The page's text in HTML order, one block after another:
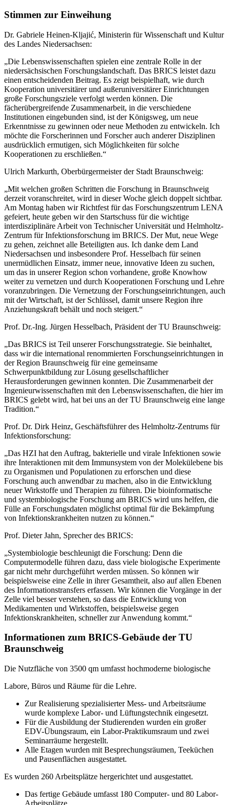
Stimmen zur Einweihung
Dr. Gabriele Heinen-Kljajić, Ministerin für Wissenschaft und Kultur
des Landes Niedersachsen:
„Die Lebenswissenschaften spielen eine zentrale Rolle in der
niedersächsischen Forschungslandschaft. Das BRICS leistet dazu
einen entscheidenden Beitrag. Es zeigt beispielhaft, wie durch
Kooperation universitärer und außeruniversitärer Einrichtungen
große Forschungsziele verfolgt werden können. Die
fächerübergreifende Zusammenarbeit, in die verschiedene
Institutionen eingebunden sind, ist der Königsweg, um neue
Erkenntnisse zu gewinnen oder neue Methoden zu entwickeln. Ich
möchte die Forscherinnen und Forscher auch anderer Disziplinen
ausdrücklich ermutigen, sich Möglichkeiten für solche
Kooperationen zu erschließen.“
Ulrich Markurth, Oberbürgermeister der Stadt Braunschweig:
„Mit welchen großen Schritten die Forschung in Braunschweig
derzeit voranschreitet, wird in dieser Woche gleich doppelt sichtbar.
Am Montag haben wir Richtfest für das Forschungszentrum LENA
gefeiert, heute geben wir den Startschuss für die wichtige
interdisziplinäre Arbeit von Technischer Universität und Helmholtz-
Zentrum für Infektionsforschung im BRICS. Der Mut, neue Wege
zu gehen, zeichnet alle Beteiligten aus. Ich danke dem Land
Niedersachsen und insbesondere Prof. Hesselbach für seinen
unermüdlichen Einsatz, immer neue, innovative Ideen zu suchen,
um das in unserer Region schon vorhandene, große Knowhow
weiter zu vernetzen und durch Kooperationen Forschung und Lehre
voranzubringen. Die Vernetzung der Forschungseinrichtungen, auch
mit der Wirtschaft, ist der Schlüssel, damit unsere Region ihre
Anziehungskraft behält und noch steigert.“
Prof. Dr.-Ing. Jürgen Hesselbach, Präsident der TU Braunschweig:
„Das BRICS ist Teil unserer Forschungsstrategie. Sie beinhaltet,
dass wir die international renommierten Forschungseinrichtungen in
der Region Braunschweig für eine gemeinsame
Schwerpunktbildung zur Lösung gesellschaftlicher
Herausforderungen gewinnen konnten. Die Zusammenarbeit der
Ingenieurwissenschaften mit den Lebenswissenschaften, die hier im
BRICS gelebt wird, hat bei uns an der TU Braunschweig eine lange
Tradition.“
Prof. Dr. Dirk Heinz, Geschäftsführer des Helmholtz-Zentrums für
Infektionsforschung:
„Das HZI hat den Auftrag, bakterielle und virale Infektionen sowie
ihre Interaktionen mit dem Immunsystem von der Molekülebene bis
zu Organismen und Populationen zu erforschen und diese
Forschung auch anwendbar zu machen, also in die Entwicklung
neuer Wirkstoffe und Therapien zu führen. Die bioinformatische
und systembiologische Forschung am BRICS wird uns helfen, die
Fülle an Forschungsdaten möglichst optimal für die Bekämpfung
von Infektionskrankheiten nutzen zu können.“
Prof. Dieter Jahn, Sprecher des BRICS:
„Systembiologie beschleunigt die Forschung: Denn die
Computermodelle führen dazu, dass viele biologische Experimente
gar nicht mehr durchgeführt werden müssen. So können wir
beispielsweise eine Zelle in ihrer Gesamtheit, also auf allen Ebenen
des Informationstransfers erfassen. Wir können die Vorgänge in der
Zelle viel besser verstehen, so dass die Entwicklung von
Medikamenten und Wirkstoffen, beispielsweise gegen
Infektionskrankheiten, schneller zur Anwendung kommt.“
Informationen zum BRICS-Gebäude der TU
Braunschweig
Die Nutzfläche von 3500 qm umfasst hochmoderne biologische
Labore, Büros und Räume für die Lehre.
Zur Realisierung spezialisierter Mess‐ und Arbeitsräume
wurde komplexe Labor‐ und Lüftungstechnik eingesetzt.
Für die Ausbildung der Studierenden wurden ein großer
EDV-Übungsraum, ein Labor‐Praktikumsraum und zwei
Seminarräume hergestellt.
Alle Etagen wurden mit Besprechungsräumen, Teeküchen
und Pausenflächen ausgestattet.
Es wurden 260 Arbeitsplätze hergerichtet und ausgestattet.
Das fertige Gebäude umfasst 180 Computer‐ und 80 Labor‐
Arbeitsplätze.